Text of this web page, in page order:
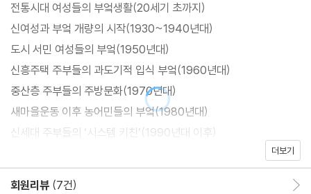
전통시대 여성들의 부엌생활(20세기 초까지)
신여성과 부엌 개량의 시작(1930~1940년대)
도시 서민 여성들의 부엌(1950년대)
신흥주택 주부들의 과도기적 입식 부엌(1960년대)
중산층 주부들의 주방문화(1970년대)
새마을운동 이후 농어민들의 부엌(1980년대)
신세대 주부들의 ‘시스템 키친’(1990년대 이후)
더보기
회원리뷰 (7건)